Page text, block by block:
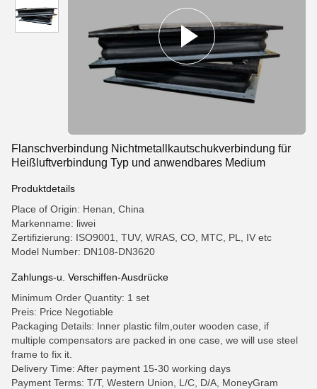
Flanschverbindung Nichtmetallkautschukverbindung für
Heißluftverbindung Typ und anwendbares Medium
Produktdetails
Place of Origin: Henan, China
Markenname: liwei
Zertifizierung: ISO9001, TUV, WRAS, CO, MTC, PL, IV etc
Model Number: DN108-DN3620
Zahlungs-u. Verschiffen-Ausdrücke
Minimum Order Quantity: 1 set
Preis: Price Negotiable
Packaging Details: Inner plastic film,outer wooden case, if
multiple compensators are packed in one case, we will use steel
frame to fix it.
Delivery Time: After payment 15-30 working days
Payment Terms: T/T, Western Union, L/C, D/A, MoneyGram